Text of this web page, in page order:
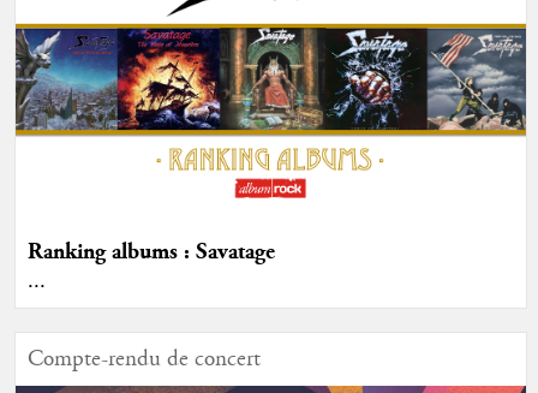
Ranking albums : Savatage
...
Compte-rendu de concert